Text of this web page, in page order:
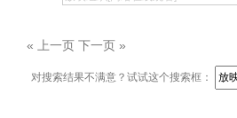
« 上一页 下一页 »
对搜索结果不满意？试试这个搜索框：